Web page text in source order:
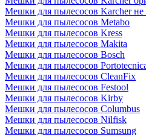
Мешки для пылесосов Karcher не
Мешки для пылесосов Metabo
Мешки для пылесосов Kress
Мешки для пылесосов Makita
Мешки для пылесосов Bosch
Мешки для пылесосов
Мешки для пылесосов CleanFix
Мешки для пылесосов Festool
Мешки для пылесосов Kirby
Мешки для пылесосов Columbus
Мешки для пылесосов Nilfisk
Мешки для пылесосов Sumsung